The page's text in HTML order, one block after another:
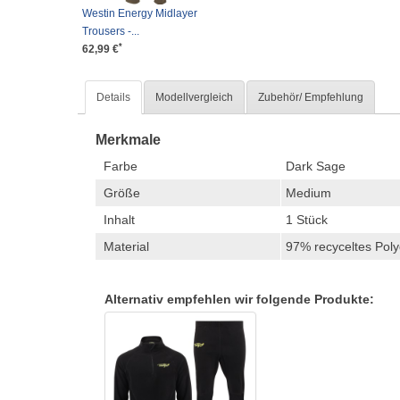
Westin Energy Midlayer
Trousers -...
62,99 €*
Details Modellvergleich Zubehör/ Empfehlung
Merkmale
Farbe
Dark Sage
Größe
Medium
Inhalt
1 Stück
Material
97% recyceltes
Alternativ empfehlen wir folgende Produkte: